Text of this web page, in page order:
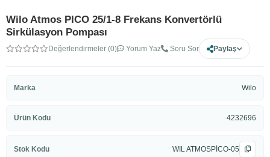
Wilo Atmos PICO 25/1-8 Frekans Konvertörlü
Sirkülasyon Pompası
Değerlendirmeler (0) Yorum Yaz Soru Sor Paylaş
Marka Wilo
Ürün Kodu 4232696
Stok Kodu WIL ATMOSPİCO-05